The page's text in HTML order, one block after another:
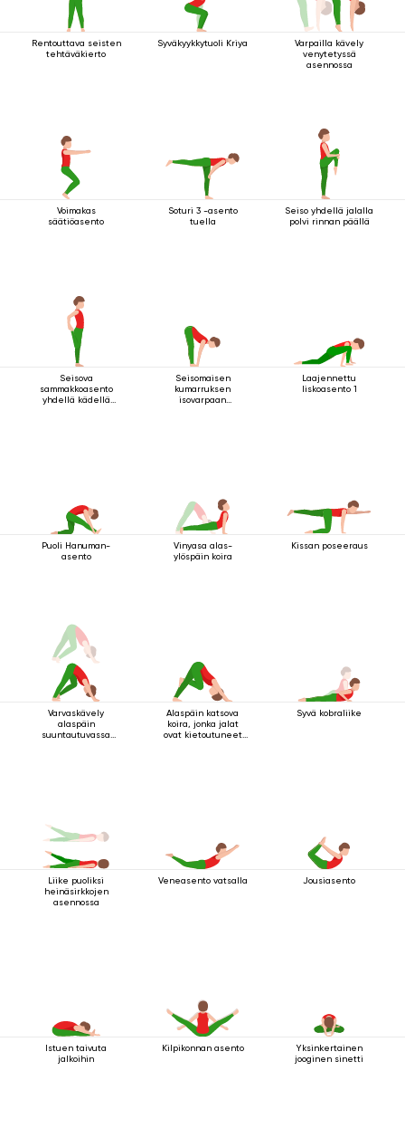
Rentouttava seisten
tehtäväkierto
Syväkyykkytuoli Kriya
Varpailla kävely
venytetyssä
asennossa
Voimakas
säätiöasento
Soturi 3 -asento
tuella
Seiso yhdellä jalalla
polvi rinnan päällä
Seisova
sammakkoasento
yhdellä kädellä
Seisomaisen
kumarruksen
isovarpaan
Laajennettu
liskoasento 1
Puoli Hanuman-
asento
Vinyasa alas-
ylöspäin koira
Kissan poseeraus
Varvaskävely
alaspäin
suuntautuvassa
Alaspäin katsova
koira, jonka jalat
ovat kietoutuneet
Syvä kobraliike
Liike puoliksi
heinäsirkkojen
asennossa
Veneasento vatsalla Jousiasento
Istuen taivuta
jalkoihin
Kilpikonnan asento
Yksinkertainen
jooginen sinetti